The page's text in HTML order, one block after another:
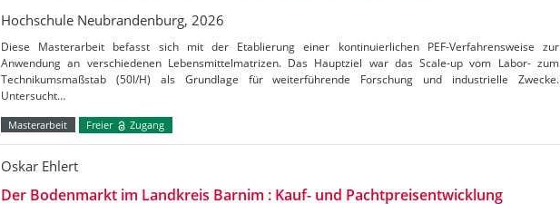
Hochschule Neubrandenburg, 2026
Diese Masterarbeit befasst sich mit der Etablierung einer kontinuierlichen PEF-Verfahrensweise zur
Anwendung an verschiedenen Lebensmittelmatrizen. Das Hauptziel war das Scale-up vom Labor- zum
Technikumsmaßstab (50l/H) als Grundlage für weiterführende Forschung und industrielle Zwecke.
Untersucht…
Masterarbeit Freier Zugang
Oskar Ehlert
Der Bodenmarkt im Landkreis Barnim : Kauf- und Pachtpreisentwicklung